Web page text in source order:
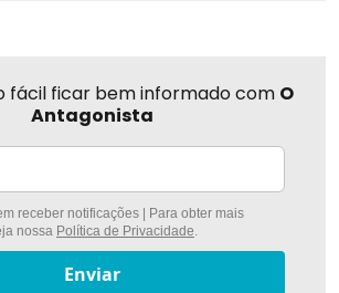
fácil ficar bem informado com O
Antagonista
receber notificações | Para obter mais
nossa Política de Privacidade.
Enviar